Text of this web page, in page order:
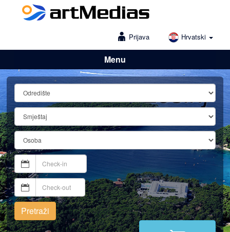
Prijava Hrvatski
Menu
Lošinj
Pretraži